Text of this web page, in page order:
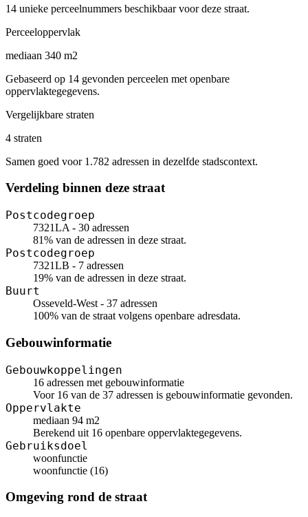
14 unieke perceelnummers beschikbaar voor deze straat.
Perceeloppervlak
mediaan 340 m2
Gebaseerd op 14 gevonden perceelen met openbare
oppervlaktegegevens.
Vergelijkbare straten
4 straten
Samen goed voor 1.782 adressen in dezelfde stadscontext.
Verdeling binnen deze straat
Postcodegroep
7321LA - 30 adressen
81% van de adressen in deze straat.
Postcodegroep
7321LB - 7 adressen
19% van de adressen in deze straat.
Buurt
Osseveld-West - 37 adressen
100% van de straat volgens openbare adresdata.
Gebouwinformatie
Gebouwkoppelingen
16 adressen met gebouwinformatie
Voor 16 van de 37 adressen is gebouwinformatie gevonden.
Oppervlakte
mediaan 94 m2
Berekend uit 16 openbare oppervlaktegegevens.
Gebruiksdoel
woonfunctie
woonfunctie (16)
Omgeving rond de straat